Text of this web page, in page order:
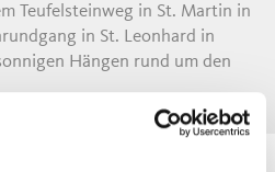
Teufelsteinweg in St. Martin in
in St. Leonhard in
Hängen rund um den